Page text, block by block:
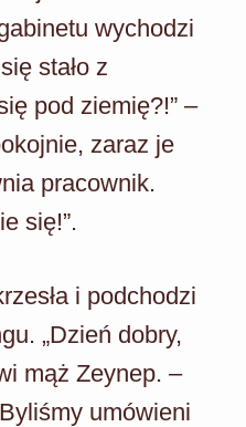
wychodzi
stało z
pod ziemię?!” –
zaraz je
pracownik.
się!”.
i podchodzi
„Dzień dobry,
mąż Zeynep. –
umówieni